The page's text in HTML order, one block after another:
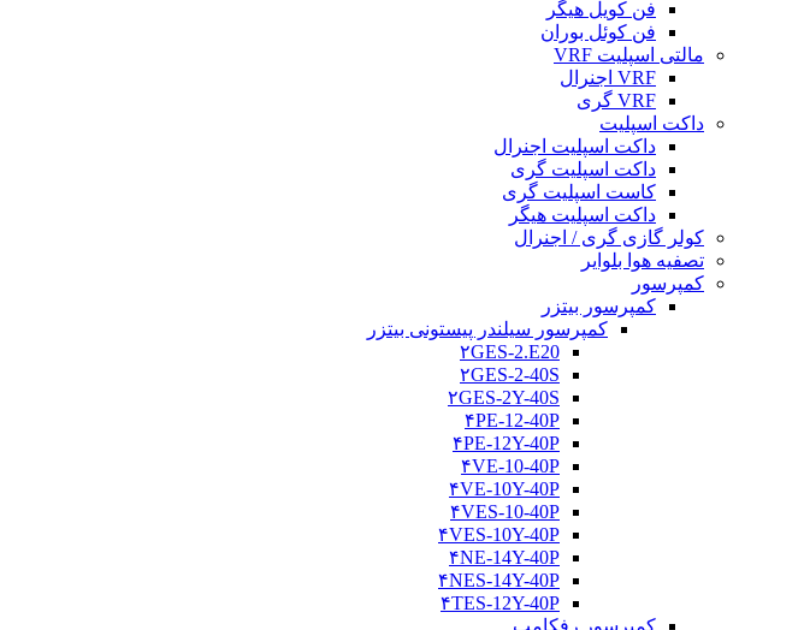
فن کویل هیگر
فن کوئل بوران
مالتی اسپلیت VRF
VRF اجنرال
VRF گری
داکت اسپلیت
داکت اسپلیت اجنرال
داکت اسپلیت گری
کاست اسپلیت گری
داکت اسپلیت هیگر
کولر گازی گری / اجنرال
تصفیه هوا بلوایر
کمپرسور
کمپرسور بیتزر
کمپرسور سیلندر پیستونی بیتزر
۲GES-2.E20
۲GES-2-40S
۲GES-2Y-40S
۴PE-12-40P
۴PE-12Y-40P
۴VE-10-40P
۴VE-10Y-40P
۴VES-10-40P
۴VES-10Y-40P
۴NE-14Y-40P
۴NES-14Y-40P
۴TES-12Y-40P
کمپرسور رفکامپ